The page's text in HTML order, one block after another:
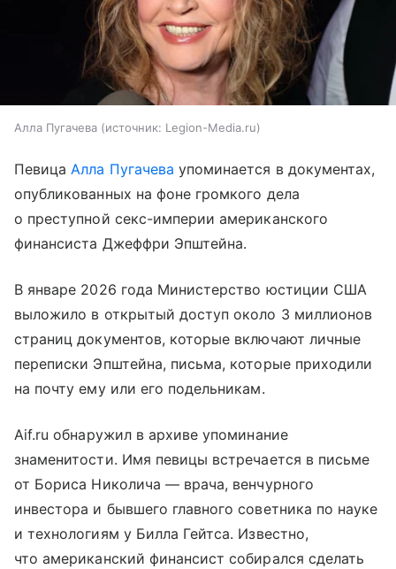
Алла Пугачева источник: Legion-Media.ru
ПевицаАлла Пугачева упоминается в документах,
опубликованных на фоне громкого дела
о преступной секс-империи американского
финансиста Джеффри Эпштейна.
В январе 2026 года Министерство юстиции США
выложило в открытый доступ около 3 миллионов
страниц документов, которые включают личные
переписки Эпштейна, письма, которые приходили
на почту ему или его подельникам.
Aif.ru обнаружил в архиве упоминание
знаменитости. Имя певицы встречается в письме
от Бориса Николича — врача, венчурного
инвестора и бывшего главного советника по науке
и технологиям у Билла Гейтса. Известно,
что американский финансист собирался сделать